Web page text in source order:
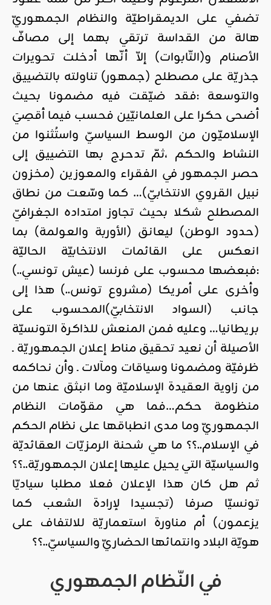
تضفي على الديمقراطيّة والنظام الجمهوريّ
هالة من القداسة ترتقي بهما إلى مصافّ
الأصنام و(التّابوات) إلاّ أنّها أدخلت تحويرات
جذريّة على مصطلح (جمهور) تناولته بالتضييق
والتوسعة :فقد ضيّقت فيه مضمونا بحيث
أضحى حكرا على العلمانيّين فحسب فيما أقصِيَ
الإسلاميّون من الوسط السياسيّ واستُثنوا من
النشاط والحكم ،ثمّ تدحرج بها التضييق إلى
حصر الجمهور في الفقراء والمعوزين (مخزون
نبيل القروي الانتخابيّ)… كما وسّعت من نطاق
المصطلح شكلا بحيث تجاوز امتداده الجغرافيّ
(حدود الوطن) ليعانق (الأوربة والعولمة) بما
انعكس على القائمات الانتخابيّة الحاليّة
:فبعضها محسوب على فرنسا (عيش تونسي..)
وأخرى على أمريكا (مشروع تونس..) هذا إلى
جانب (السواد الانتخابيّ)المحسوب على
بريطانيا… وعليه فمن المنعش للذاكرة التونسيّة
الأصيلة أن نعيد تحقيق مناط إعلان الجمهوريّة ـ
ظرفيّة ومضمونا وسياقات ومآلات ـ وأن نحاكمه
من زاوية العقيدة الإسلاميّة وما انبثق عنها من
منظومة حكم…فما هي مقوّمات النظام
الجمهوريّ وما مدى انطباقها على نظام الحكم
في الإسلام..؟؟ ما هي شحنة الرمزيّات العقائديّة
والسياسيّة التي يحيل عليها إعلان الجمهوريّة..؟؟
ثم هل كان هذا الإعلان فعلا مطلبا سياديّا
تونسيّا صرفا (تجسيدا لإرادة الشعب كما
يزعمون) أم مناورة استعماريّة للالتفاف على
هويّة البلاد وانتمائها الحضاريّ والسياسيّ..؟؟
في النّظام الجمهوري